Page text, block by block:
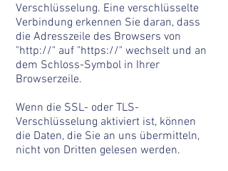
Verschlüsselung. Eine verschlüsselte
Verbindung erkennen Sie daran, dass
die Adresszeile des Browsers von
"http://" auf "https://" wechselt und an
dem Schloss-Symbol in Ihrer
Browserzeile.
Wenn die SSL- oder TLS-
Verschlüsselung aktiviert ist, können
die Daten, die Sie an uns übermitteln,
nicht von Dritten gelesen werden.